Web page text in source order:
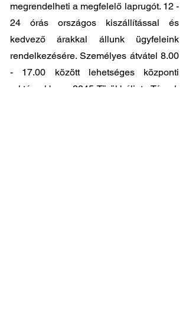
megrendelheti a megfelelő laprugót. 12 -
24 órás országos kiszállítással és
kedvező árakkal állunk ügyfeleink
rendelkezésére. Személyes átvátel 8.00
- 17.00 között lehetséges központi
raktárunkban: 2045-Törökbálint, Tópark